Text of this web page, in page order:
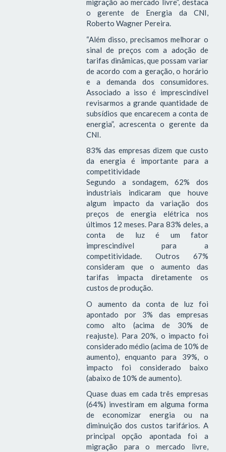
migração ao mercado livre”, destaca
o gerente de Energia da CNI,
Roberto Wagner Pereira.
“Além disso, precisamos melhorar o
sinal de preços com a adoção de
tarifas dinâmicas, que possam variar
de acordo com a geração, o horário
e a demanda dos consumidores.
Associado a isso é imprescindível
revisarmos a grande quantidade de
subsídios que encarecem a conta de
energia”, acrescenta o gerente da
CNI.
83% das empresas dizem que custo
da energia é importante para a
competitividade
Segundo a sondagem, 62% dos
industriais indicaram que houve
algum impacto da variação dos
preços de energia elétrica nos
últimos 12 meses. Para 83% deles, a
conta de luz é um fator
imprescindível para a
competitividade. Outros 67%
consideram que o aumento das
tarifas impacta diretamente os
custos de produção.
O aumento da conta de luz foi
apontado por 3% das empresas
como alto (acima de 30% de
reajuste). Para 20%, o impacto foi
considerado médio (acima de 10% de
aumento), enquanto para 39%, o
impacto foi considerado baixo
(abaixo de 10% de aumento).
Quase duas em cada três empresas
(64%) investiram em alguma forma
de economizar energia ou na
diminuição dos custos tarifários. A
principal opção apontada foi a
migração para o mercado livre,